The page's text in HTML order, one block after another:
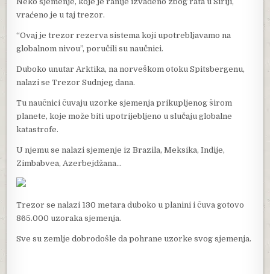
vraćeno je u taj trezor.
“Ovaj je trezor rezerva sistema koji upotrebljavamo na
globalnom nivou”, poručili su naučnici.
Duboko unutar Arktika, na norveškom otoku Spitsbergenu,
nalazi se Trezor Sudnjeg dana.
Tu naučnici čuvaju uzorke sjemenja prikupljenog širom
planete, koje može biti upotrijebljeno u slučaju globalne
katastrofe.
U njemu se nalazi sjemenje iz Brazila, Meksika, Indije,
Zimbabvea, Azerbejdžana…
Trezor se nalazi 130 metara duboko u planini i čuva gotovo
865.000 uzoraka sjemenja.
Sve su zemlje dobrodošle da pohrane uzorke svog sjemenja.